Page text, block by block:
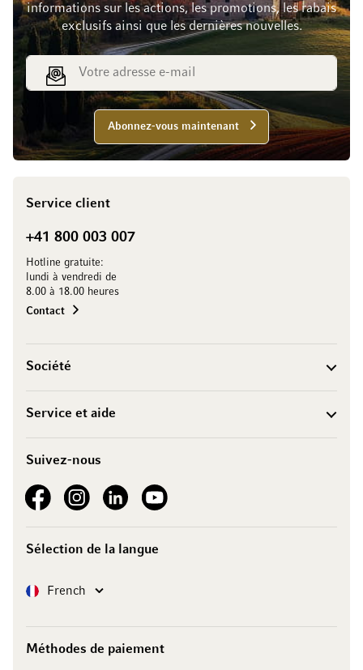
informations sur les actions, les promotions, les rabais
exclusifs ainsi que les dernières nouvelles.
Adresse e-mail
Abonnez-vous maintenant
Service client
+41 800 003 007
Hotline gratuite:
lundi à vendredi de
8.00 à 18.00 heures
Contact
Société
Service et aide
Suivez-nous
See our FacebookSee our Instagram account
See our LinkedInSee our YouTube channel
Sélection de la langue
LangueFrench
Méthodes de paiement